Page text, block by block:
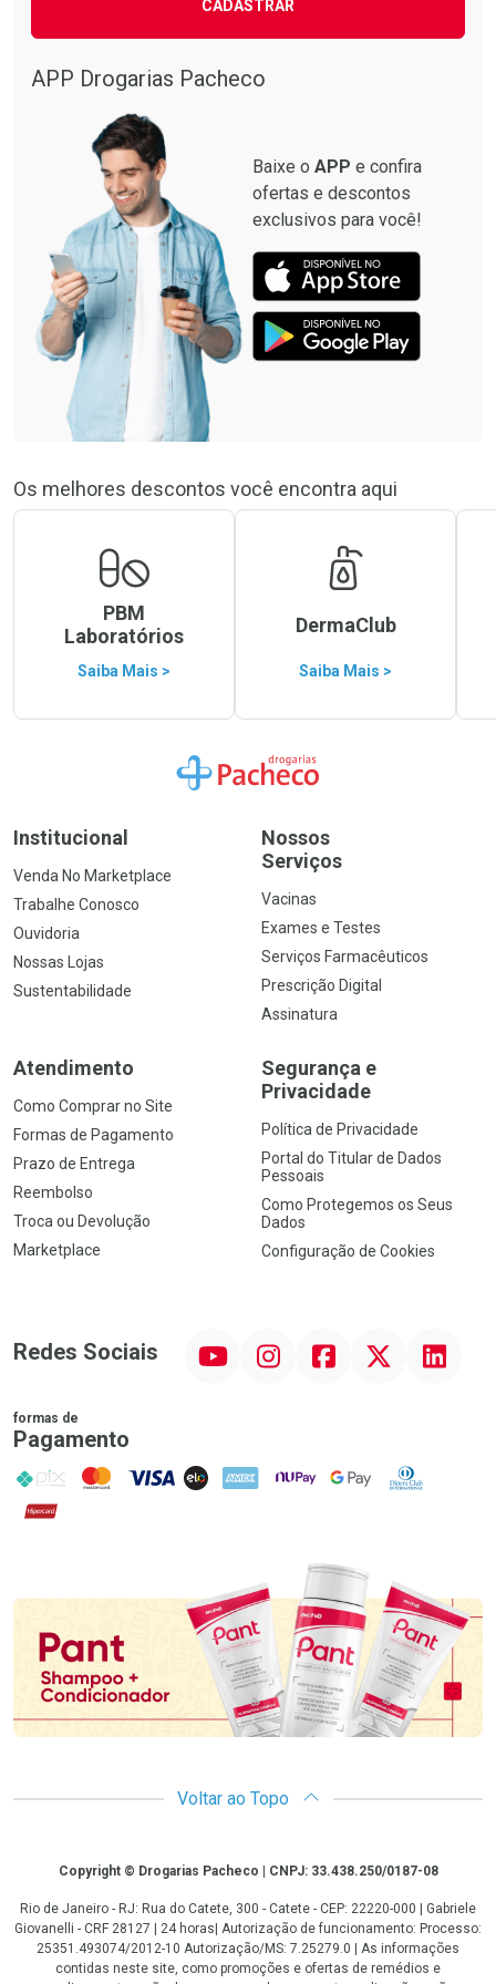
CADASTRAR
APP Drogarias Pacheco
Baixe o APP e confira
ofertas e descontos
exclusivos para você!
Os melhores descontos você encontra aqui
PBM
Laboratórios
Saiba Mais >
DermaClub
Saiba Mais >
Ir para a Home
Institucional
Venda No Marketplace
Trabalhe Conosco
Ouvidoria
Nossas Lojas
Sustentabilidade
Nossos
Serviços
Vacinas
Exames e Testes
Serviços Farmacêuticos
Prescrição Digital
Assinatura
Atendimento
Como Comprar no Site
Formas de Pagamento
Prazo de Entrega
Reembolso
Troca ou Devolução
Marketplace
Segurança e
Privacidade
Política de Privacidade
Portal do Titular de Dados
Pessoais
Como Protegemos os Seus
Dados
Configuração de Cookies
Redes Sociais InstagramFacebook Linkedin
formas de
Pagamento
PIX MasterCard
VISA ELO AMEX NuPay Google PayDiners Club
Hipercard
Promoção em Destaque
Voltar ao Topo
CopyrightCopyright © Drogarias Pacheco | CNPJ: 33.438.250/0187-08
Rio de Janeiro - RJ: Rua do Catete, 300 - Catete - CEP: 22220-000 | Gabriele
Giovanelli - CRF 28127 | 24 horas| Autorização de funcionamento: Processo:
25351.493074/2012-10 Autorização/MS: 7.25279.0 | As informações
contidas neste site, como promoções e ofertas de remédios e